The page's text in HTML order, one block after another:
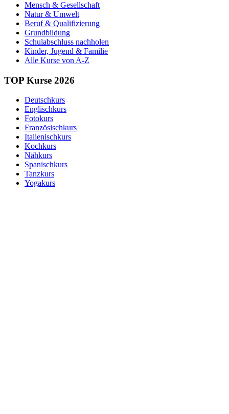
Mensch & Gesellschaft
Natur & Umwelt
Beruf & Qualifizierung
Grundbildung
Schulabschluss nachholen
Kinder, Jugend & Familie
Alle Kurse von A-Z
TOP Kurse 2026
Deutschkurs
Englischkurs
Fotokurs
Französischkurs
Italienischkurs
Kochkurs
Nähkurs
Spanischkurs
Tanzkurs
Yogakurs